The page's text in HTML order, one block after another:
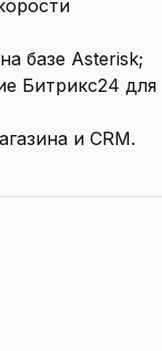
базе Asterisk;
Битрикс24 для
и CRM.